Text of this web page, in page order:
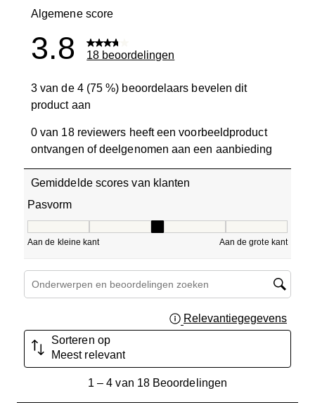
Algemene score
3.8 18 beoordelingen
3 van de 4 (75 %) beoordelaars bevelen dit
product aan
0 van 18 reviewers heeft een voorbeeldproduct
ontvangen of deelgenomen aan een aanbieding
Gemiddelde scores van klanten
Pasvorm
Aan de kleine kant Aan de grote kant
Onderwerpen en beoordelingen zoeken per regio
Relevantiegegevens
Sorteren op
Meest relevant
1 – 4 van 18 Beoordelingen